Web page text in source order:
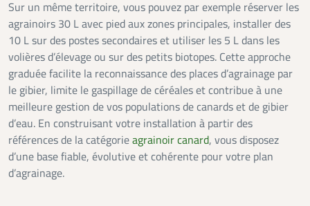
Sur un même territoire, vous pouvez par exemple réserver les
agrainoirs 30 L avec pied aux zones principales, installer des
10 L sur des postes secondaires et utiliser les 5 L dans les
volières d’élevage ou sur des petits biotopes. Cette approche
graduée facilite la reconnaissance des places d’agrainage par
le gibier, limite le gaspillage de céréales et contribue à une
meilleure gestion de vos populations de canards et de gibier
d’eau. En construisant votre installation à partir des
références de la catégorieagrainoir canard, vous disposez
d’une base fiable, évolutive et cohérente pour votre plan
d’agrainage.